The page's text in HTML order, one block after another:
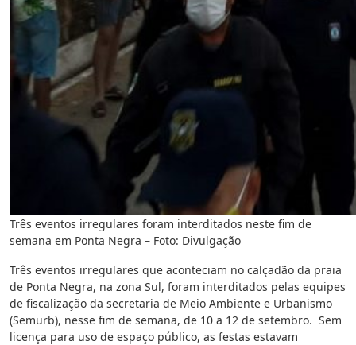
Três eventos irregulares foram interditados neste fim de
semana em Ponta Negra – Foto: Divulgação
Três eventos irregulares que aconteciam no calçadão da praia
de Ponta Negra, na zona Sul, foram interditados pelas equipes
de fiscalização da secretaria de Meio Ambiente e Urbanismo
(Semurb), nesse fim de semana, de 10 a 12 de setembro. Sem
licença para uso de espaço público, as festas estavam